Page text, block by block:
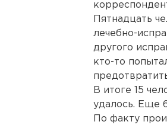
Пятнадцать
лечебно-
другого
кто-то
В итоге 15
удалось. Еще
По факту